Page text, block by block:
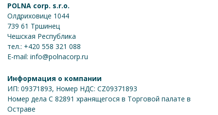
POLNA corp. s.r.o.
Олдриховице 1044
739 61 Тршинец
Чешская Республика
тел.: +420 558 321 088
E-mail: info@polnacorp.ru
Информация о компании
ИП: 09371893, Номер НДС: CZ09371893
Номер дела C 82891 хранящегося в Торговой палате в
Остраве